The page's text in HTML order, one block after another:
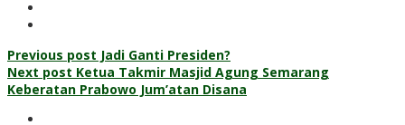
Post
navigation
Previous post Jadi Ganti Presiden?
Next post Ketua Takmir Masjid Agung Semarang
Keberatan Prabowo Jum’atan Disana